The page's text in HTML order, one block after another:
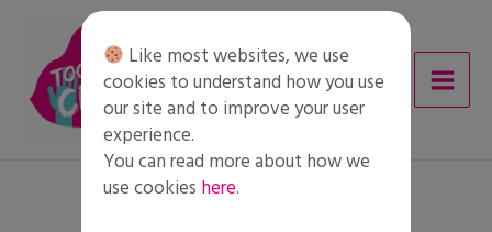
content
Like most websites, we use
cookies to understand how you use
our site and to improve your user
experience.
You can read more about how we
use cookies here.